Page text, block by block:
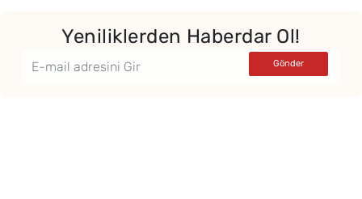
Yeniliklerden Haberdar Ol!